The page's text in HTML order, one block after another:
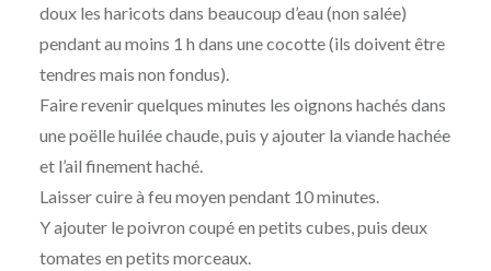
doux les haricots dans beaucoup d’eau (non salée)
pendant au moins 1 h dans une cocotte (ils doivent être
tendres mais non fondus).
Faire revenir quelques minutes les oignons hachés dans
une poëlle huilée chaude, puis y ajouter la viande hachée
et l’ail finement haché.
Laisser cuire à feu moyen pendant 10 minutes.
Y ajouter le poivron coupé en petits cubes, puis deux
tomates en petits morceaux.